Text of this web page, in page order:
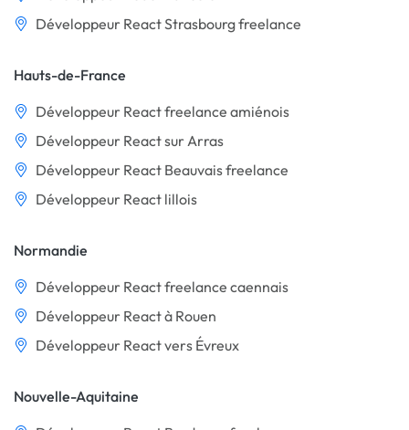
Développeur React Strasbourg freelance
Hauts-de-France
Développeur React freelance amiénois
Développeur React sur Arras
Développeur React Beauvais freelance
Développeur React lillois
Normandie
Développeur React freelance caennais
Développeur React à Rouen
Développeur React vers Évreux
Nouvelle-Aquitaine